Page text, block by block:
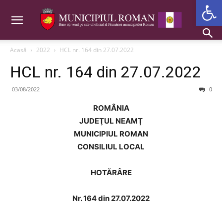
Acasă 2022 HCL nr. 164 din 27.07.2022
HCL nr. 164 din 27.07.2022
03/08/2022 0
ROMÂNIA
JUDEŢUL NEAMŢ
MUNICIPIUL ROMAN
CONSILIUL LOCAL
HOTĂRÂRE
Nr. 164 din 27.07.2022